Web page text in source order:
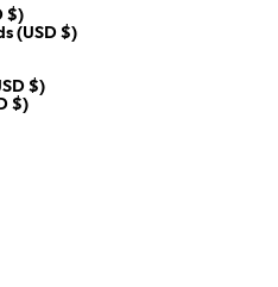
Christmas Island (USD $)
Cocos (Keeling) Islands (USD $)
Congo - Brazzaville (USD $)
Congo - Kinshasa (USD $)